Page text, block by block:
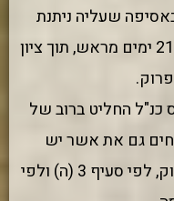
שעליה ניתנת
לכל חברי העמותה הודעה – 21 ימים מראש, תוך ציון
כנ"ל החליט ברוב של
גם את אשר יש
לעשות ברכוש העמותה בפרוק, לפי סעיף 3 (ה) ולפי